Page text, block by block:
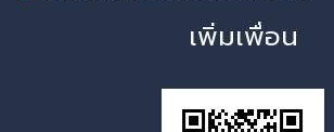
เพิ่มเพื่อน